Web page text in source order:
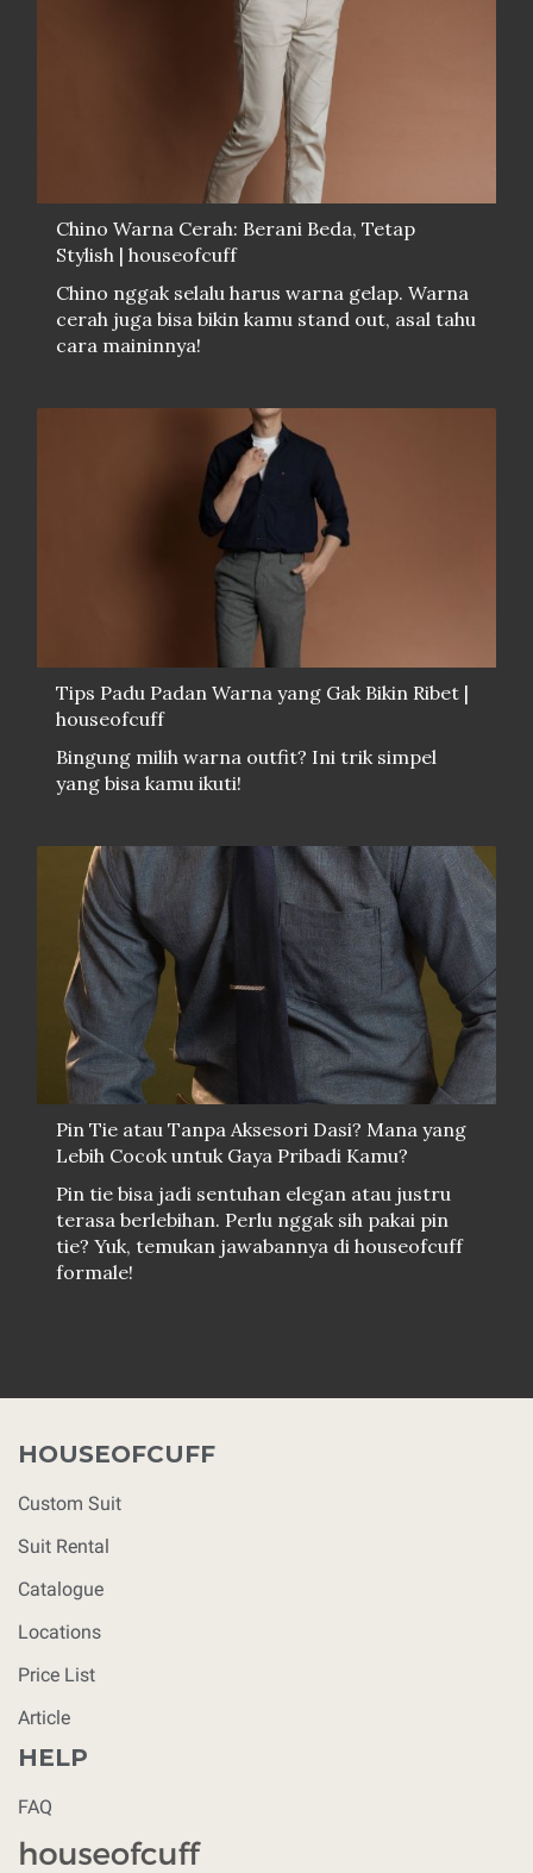
Chino Warna Cerah: Berani Beda, Tetap
Stylish | houseofcuff
Chino nggak selalu harus warna gelap. Warna
cerah juga bisa bikin kamu stand out, asal tahu
cara maininnya!
Tips Padu Padan Warna yang Gak Bikin Ribet |
houseofcuff
Bingung milih warna outfit? Ini trik simpel
yang bisa kamu ikuti!
Pin Tie atau Tanpa Aksesori Dasi? Mana yang
Lebih Cocok untuk Gaya Pribadi Kamu?
Pin tie bisa jadi sentuhan elegan atau justru
terasa berlebihan. Perlu nggak sih pakai pin
tie? Yuk, temukan jawabannya di houseofcuff
formale!
HOUSEOFCUFF
Custom Suit
Suit Rental
Catalogue
Locations
Price List
Article
HELP
FAQ